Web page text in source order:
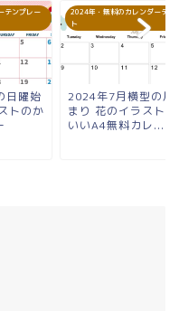
テンプレー
日曜始
トのか
2024年・無料のカレンダーテン
ト
2024年7月横型の月
まり 花のイラスト
いいA4無料カレ...